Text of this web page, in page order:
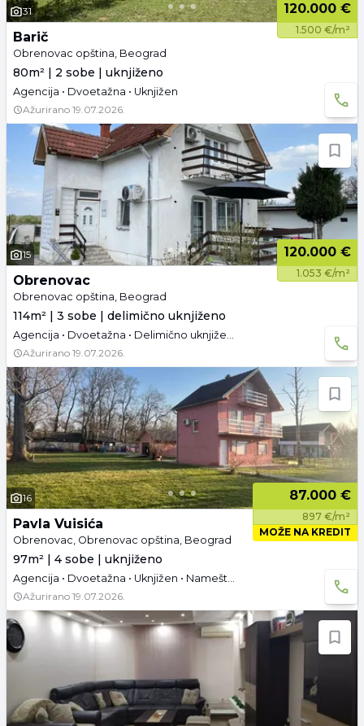
31 120.000 €
1.500 €/m²
Barič
Obrenovac opština, Beograd
80m² | 2 sobe | uknjiženo
Agencija • Dvoetažna • Uknjižen
Ažurirano 19.07.2026.
15 120.000 €
1.053 €/m²
Obrenovac
Obrenovac opština, Beograd
114m² | 3 sobe | delimično uknjiženo
Agencija • Dvoetažna • Delimično uknjižen • Namešteno • Parking
Ažurirano 19.07.2026.
16 87.000 €
897 €/m²
MOŽE NA KREDIT
Pavla Vuisića
Obrenovac, Obrenovac opština, Beograd
97m² | 4 sobe | uknjiženo
Agencija • Dvoetažna • Uknjižen • Namešteno • Garaža i parking
Ažurirano 19.07.2026.